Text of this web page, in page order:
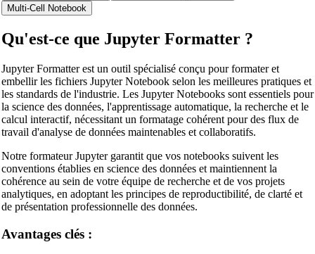
Multi-Cell Notebook
Qu'est-ce que Jupyter Formatter ?
Jupyter Formatter est un outil spécialisé conçu pour formater et
embellir les fichiers Jupyter Notebook selon les meilleures pratiques et
les standards de l'industrie. Les Jupyter Notebooks sont essentiels pour
la science des données, l'apprentissage automatique, la recherche et le
calcul interactif, nécessitant un formatage cohérent pour des flux de
travail d'analyse de données maintenables et collaboratifs.
Notre formateur Jupyter garantit que vos notebooks suivent les
conventions établies en science des données et maintiennent la
cohérence au sein de votre équipe de recherche et de vos projets
analytiques, en adoptant les principes de reproductibilité, de clarté et
de présentation professionnelle des données.
Avantages clés :